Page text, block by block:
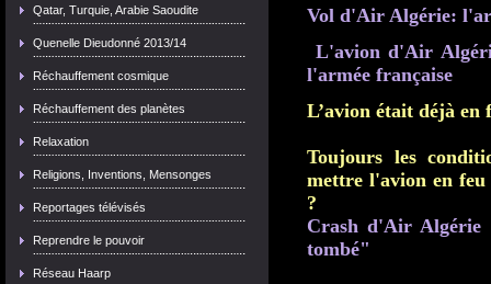
Qatar, Turquie, Arabie Saoudite
Quenelle Dieudonné 2013/14
Réchauffement cosmique
Réchauffement des planètes
Relaxation
Religions, Inventions, Mensonges
Reportages télévisés
Reprendre le pouvoir
Réseau Haarp
Vol d'Air Algérie:
L'avion d'Air
l'armée française
L’avion était déjà en
Toujours les
mettre l'avion en
?
Crash d'Air
tombé"